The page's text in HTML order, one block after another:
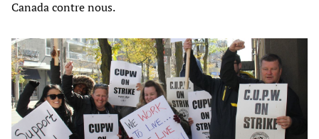
Canada contre nous.